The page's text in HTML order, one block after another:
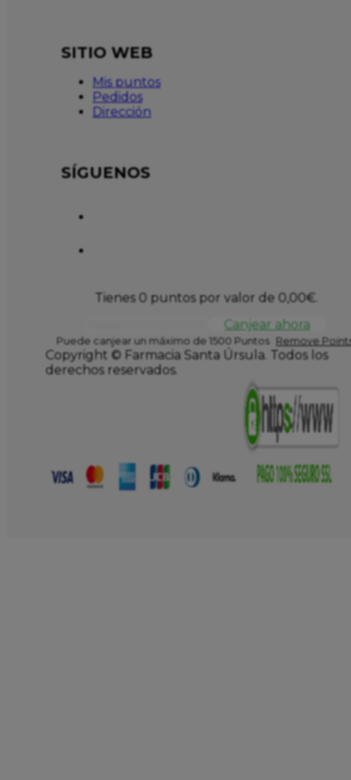
SITIO WEB
Mis puntos
Pedidos
Dirección
SÍGUENOS
Tienes 0 puntos por valor de 0,00€.
Canjear ahora
Puede canjear un máximo de 1500 Puntos Remove
Copyright © Farmacia Santa Úrsula. Todos los
derechos reservados.